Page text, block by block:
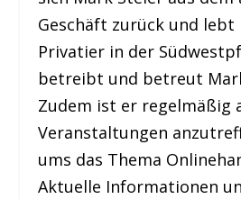
Geschäft zurück und lebt
Privatier in der
betreibt und betreut
Zudem ist er regelmäßig
Veranstaltungen
ums das Thema
Aktuelle Informationen